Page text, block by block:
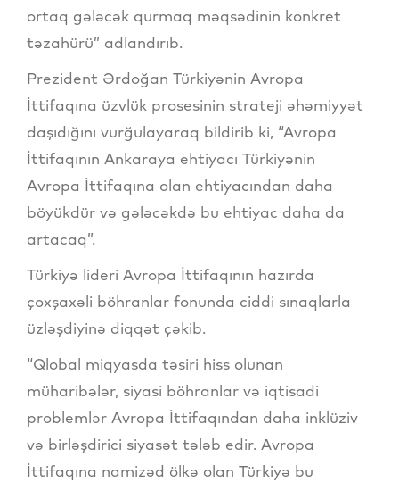
ortaq gələcək qurmaq məqsədinin konkret
təzahürü” adlandırıb.
Prezident Ərdoğan Türkiyənin Avropa
İttifaqına üzvlük prosesinin strateji əhəmiyyət
daşıdığını vurğulayaraq bildirib ki, “Avropa
İttifaqının Ankaraya ehtiyacı Türkiyənin
Avropa İttifaqına olan ehtiyacından daha
böyükdür və gələcəkdə bu ehtiyac daha da
artacaq”.
Türkiyə lideri Avropa İttifaqının hazırda
çoxşaxəli böhranlar fonunda ciddi sınaqlarla
üzləşdiyinə diqqət çəkib.
“Qlobal miqyasda təsiri hiss olunan
müharibələr, siyasi böhranlar və iqtisadi
problemlər Avropa İttifaqından daha inklüziv
və birləşdirici siyasət tələb edir. Avropa
İttifaqına namizəd ölkə olan Türkiyə bu